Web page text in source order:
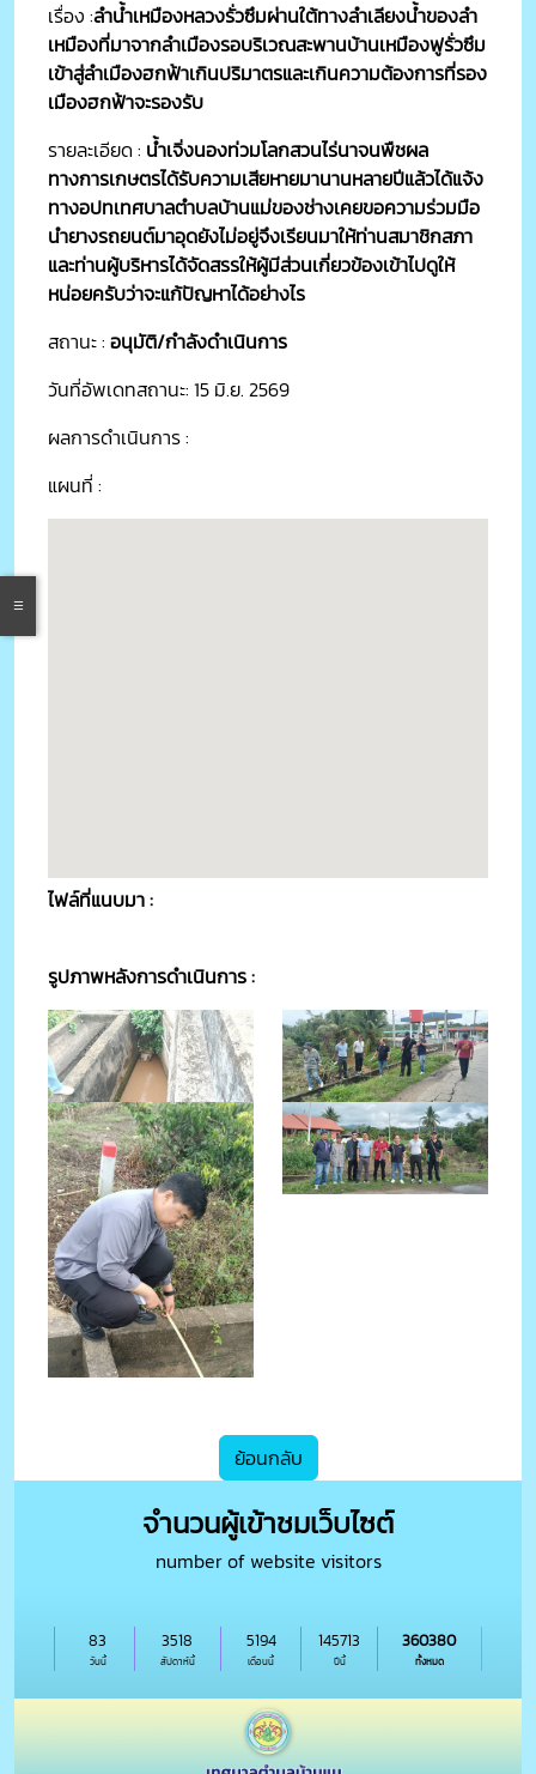
เรื่อง :ลำน้ำเหมืองหลวงรั่วซึมผ่านใต้ทางลำเลียงน้ำของลำ
เหมืองที่มาจากลำเมืองรอบริเวณสะพานบ้านเหมืองฟูรั่วซึม
เข้าสู่ลำเมืองฮกฟ้าเกินปริมาตรและเกินความต้องการที่รอง
เมืองฮกฟ้าจะรองรับ
รายละเอียด : น้ำเจิ่งนองท่วมโลกสวนไร่นาจนพืชผล
ทางการเกษตรได้รับความเสียหายมานานหลายปีแล้วได้แจ้ง
ทางอปทเทศบาลตำบลบ้านแม่ของช่างเคยขอความร่วมมือ
นำยางรถยนต์มาอุดยังไม่อยู่จึงเรียนมาให้ท่านสมาชิกสภา
และท่านผู้บริหารได้จัดสรรให้ผู้มีส่วนเกี่ยวข้องเข้าไปดูให้
หน่อยครับว่าจะแก้ปัญหาได้อย่างไร
สถานะ : อนุมัติ/กำลังดำเนินการ
วันที่อัพเดทสถานะ: 15 มิ.ย. 2569
ผลการดำเนินการ :
แผนที่ :
ไฟล์ที่แนบมา :
รูปภาพหลังการดำเนินการ :
ย้อนกลับ
จำนวนผู้เข้าชมเว็บไซต์
number of website visitors
วันนี้
83
สัปดาห์นี้
3518
เดือนนี้
5194
ปีนี้
145713
ทั้งหมด
360380